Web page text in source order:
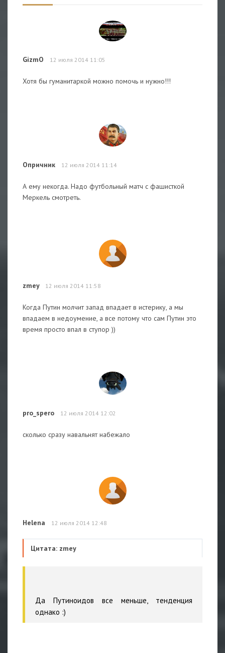
GizmO 12 июля 2014 11:05
Хотя бы гуманитаркой можно помочь и нужно!!!
Опричник 12 июля 2014 11:14
А ему некогда. Надо футбольный матч с фашисткой
Меркель смотреть.
zmey 12 июля 2014 11:58
Когда Путин молчит запад впадает в истерику, а мы
впадаем в недоумение, а все потому что сам Путин это
время просто впал в ступор ))
pro_spero 12 июля 2014 12:02
сколько сразу навальнят набежало
Helena 12 июля 2014 12:48
Цитата: zmey
Да Путиноидов все меньше, тенденция
однако :)